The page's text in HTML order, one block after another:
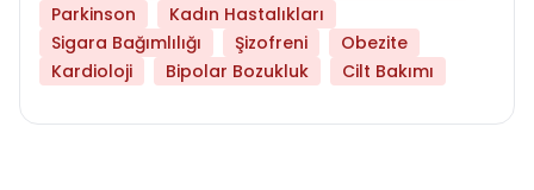
Parkinson
Kadın Hastalıkları
Sigara Bağımlılığı
Şizofreni
Obezite
Kardioloji
Bipolar Bozukluk Cilt Bakımı